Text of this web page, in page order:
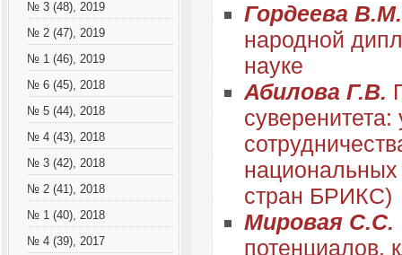
№ 3 (48), 2019
№ 2 (47), 2019
№ 1 (46), 2019
№ 6 (45), 2018
№ 5 (44), 2018
№ 4 (43), 2018
№ 3 (42), 2018
№ 2 (41), 2018
№ 1 (40), 2018
№ 4 (39), 2017
Гордеева
народной
науке
Абилова Г.В.
суверенитета:
национальных
стран БРИКС)
Мировая С.С.
потенциалов,